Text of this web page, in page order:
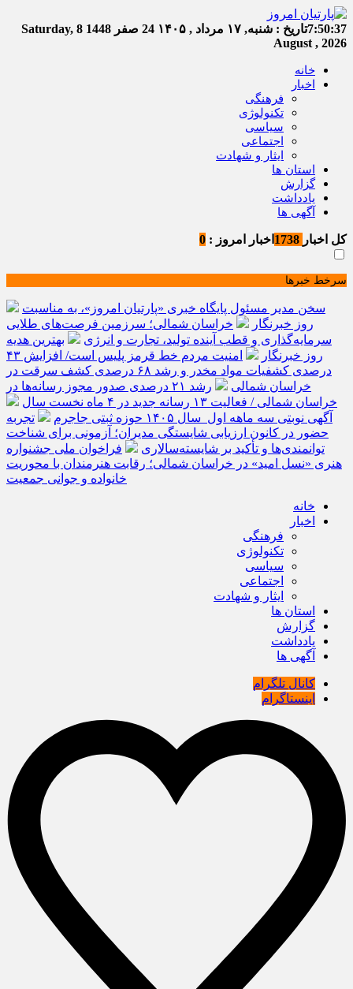
7:50:37تاریخ : شنبه, ۱۷ مرداد , ۱۴۰۵ 24 صفر 1448
Saturday, 8
August , 2026
خانه
اخبار
فرهنگی
تکنولوژی
سیاسی
اجتماعی
ایثار و شهادت
استان ها
گزارش
یادداشت
آگهی ها
کل اخبار اخبار امروز : 0
سرخط خبرها
سخن مدیر مسئول پایگاه خبری «پارتیان امروز»، به مناسبت
روز خبرنگار
خراسان شمالی؛ سرزمین فرصت‌های طلایی
سرمایه‌گذاری و قطب آینده تولید، تجارت و انرژی
بهترین هدیه
روز خبرنگار
امنیت مردم خط قرمز پلیس است/ افزایش ۴۳
درصدی کشفیات مواد مخدر و رشد ۶۸ درصدی کشف سرقت در
خراسان شمالی
رشد ۲۱ درصدی صدور مجوز رسانه‌ها در
خراسان شمالی / فعالیت ۱۳ رسانه جدید در ۴ ماه نخست سال
آگهی نوبتی سه ماهه اول سال ۱۴۰۵ حوزه ثبتی جاجرم
تجربه
حضور در کانون ارزیابی شایستگی مدیران؛ آزمونی برای شناخت
توانمندی‌ها و تأکید بر شایسته‌سالاری
فراخوان ملی جشنواره
هنری «نسل امید» در خراسان شمالی؛ رقابت هنرمندان با محوریت
خانواده و جوانی جمعیت
خانه
اخبار
فرهنگی
تکنولوژی
سیاسی
اجتماعی
ایثار و شهادت
استان ها
گزارش
یادداشت
آگهی ها
کانال تلگرام
اینستاگرام